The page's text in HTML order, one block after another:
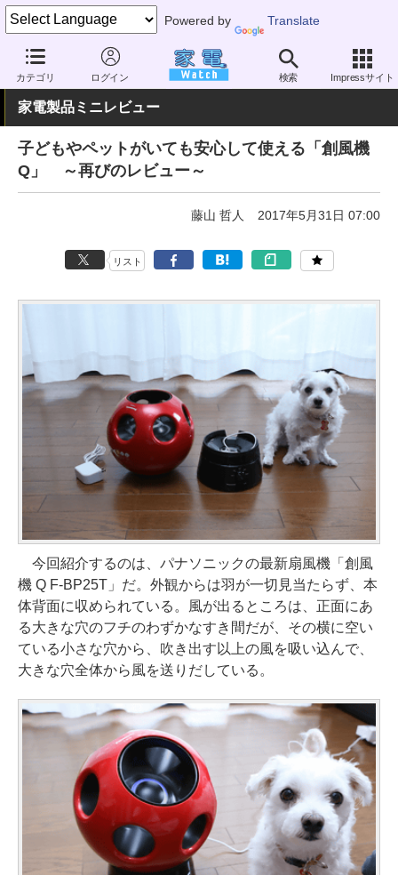
Powered by Translate
カテゴリ ログイン 検索 Impressサイト
家電 Watch 空調家電 扇風機 サーキュレーター
家電製品ミニレビュー
子どもやペットがいても安心して使える「創風機
Q」 ～再びのレビュー～
藤山 哲人 2017年5月31日 07:00
リスト
今回紹介するのは、パナソニックの最新扇風機「創風
機 Q F-BP25T」だ。外観からは羽が一切見当たらず、本
体背面に収められている。風が出るところは、正面にあ
る大きな穴のフチのわずかなすき間だが、その横に空い
ている小さな穴から、吹き出す以上の風を吸い込んで、
大きな穴全体から風を送りだしている。